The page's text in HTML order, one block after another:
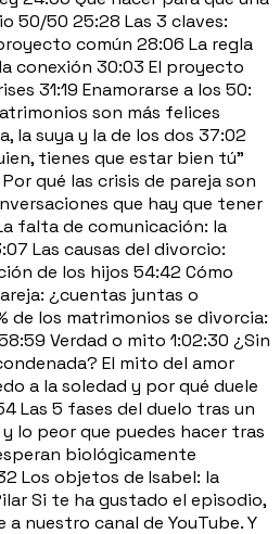
50/50 25:28 Las 3 claves:
común 28:06 La regla
conexión 30:03 El proyecto
31:19 Enamorarse a los 50:
son más felices
la suya y la de los dos 37:02
tienes que estar bien tú"
qué las crisis de pareja son
que hay que tener
falta de comunicación: la
Las causas del divorcio:
de los hijos 54:42 Cómo
¿cuentas juntas o
de los matrimonios se divorcia:
Verdad o mito 1:02:30 ¿Sin
El mito del amor
a la soledad y por qué duele
Las 5 fases del duelo tras un
y lo peor que puedes hacer tras
biológicamente
Los objetos de Isabel: la
Si te ha gustado el episodio,
nuestro canal de YouTube. Y